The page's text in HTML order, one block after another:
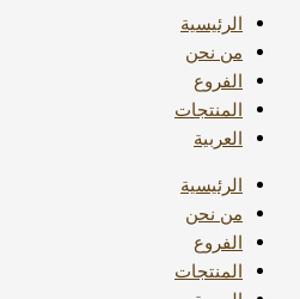
الرئيسية
من نحن
الفروع
المنتجات
العربية
الرئيسية
من نحن
الفروع
المنتجات